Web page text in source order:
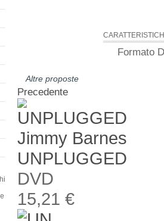
Formato
Altre proposte
Precedente
Jimmy Barnes
UNPLUGGED
DVD
15,21 €